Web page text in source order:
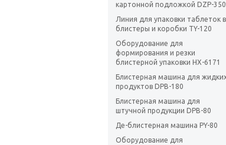
картонной подложкой DZP-
Линия для упаковки таблеток в
блистеры и коробки TY-120
Оборудование для
формирования и резки
блистерной упаковки HX-6171
Блистерная машина для
продуктов DPB-180
Блистерная машина для
штучной продукции DPB-80
Де-блистерная машина PY-80
Оборудование для